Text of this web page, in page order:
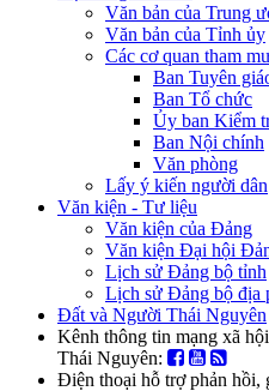
Văn bản của Trung
Văn bản của Tỉnh ủy
Các cơ quan tham
Ban Tuyên
Ban Tổ chức
Ủy ban Kiểm
Ban Nội chính
Văn phòng
Lấy ý kiến người dân
Văn kiện - Tư liệu
Văn kiện của Đảng
Văn kiện Đại hội
Lịch sử Đảng bộ tỉnh
Lịch sử Đảng bộ địa
Đất và Người Thái Nguyên
Kênh thông tin mạng xã
Thái Nguyên:
Điện thoại hỗ trợ phản hồi,